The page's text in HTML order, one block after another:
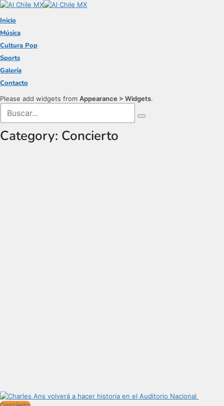
Inicio
Música
Cultura Pop
Sports
Galería
Contacto
Please add widgets from Appearance > Widgets.
Category: Concierto